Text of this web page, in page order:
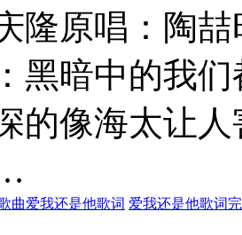
隆原唱：陶
黑暗中的我
的像海太让
曲爱我还是他歌词 爱我还是他歌词